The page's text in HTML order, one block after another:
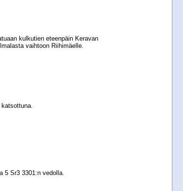
kulkutien eteenpäin Keravan
vaihtoon Riihimäelle.
katsottuna.
5 Sr3 3301:n vedolla.